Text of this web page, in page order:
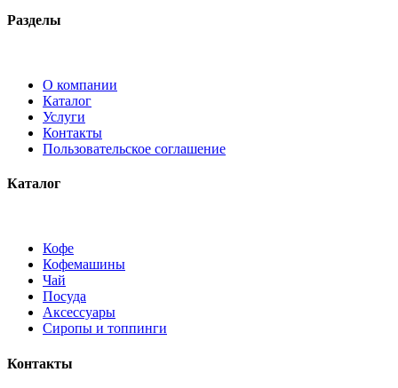
Разделы
О компании
Каталог
Услуги
Контакты
Пользовательское соглашение
Каталог
Кофе
Кофемашины
Чай
Посуда
Аксессуары
Сиропы и топпинги
Контакты